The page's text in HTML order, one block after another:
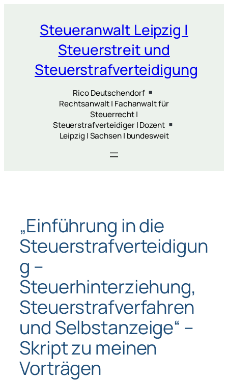
springenSteueranwalt Leipzig |
Steuerstreit und
Steuerstrafverteidigung
Rico Deutschendorf
Rechtsanwalt | Fachanwalt für
Steuerrecht |
Steuerstrafverteidiger | Dozent
Leipzig | Sachsen | bundesweit
„Einführung in die
Steuerstrafverteidigun
g –
Steuerhinterziehung,
Steuerstrafverfahren
und Selbstanzeige“ –
Skript zu meinen
Vorträgen